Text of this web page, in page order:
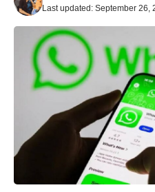
Last updated: September 26,